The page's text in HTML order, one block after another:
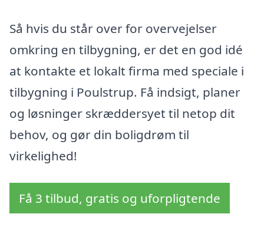
Så hvis du står over for overvejelser
omkring en tilbygning, er det en god idé
at kontakte et lokalt firma med speciale i
tilbygning i Poulstrup. Få indsigt, planer
og løsninger skræddersyet til netop dit
behov, og gør din boligdrøm til
virkelighed!
Få 3 tilbud, gratis og uforpligtende